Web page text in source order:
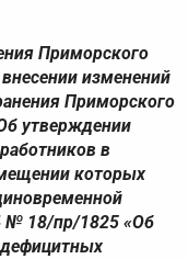
Приморского
изменений
Приморского
утверждении
в
которых
№ 18/пр/1825 «Об